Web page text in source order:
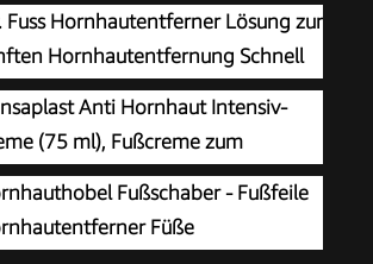
Fuss Hornhautentferner Lösung zur
Hornhautentfernung Schnell
Lotion 250ml No. 4 im
Pediküre Set ohne
Sofort-Effekt.
Anti Hornhaut Intensiv-
(75 ml), Fußcreme zum
entfernen,
Hornhaut Creme pflegt
Haut mit Urea
Fußschaber - Fußfeile
Füße